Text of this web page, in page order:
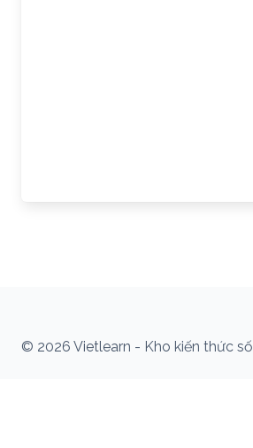
© 2026 Vietlearn - Kho kiến thức số